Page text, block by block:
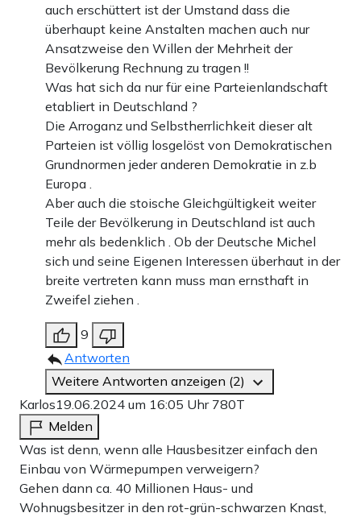
auch erschüttert ist der Umstand dass die
überhaupt keine Anstalten machen auch nur
Ansatzweise den Willen der Mehrheit der
Bevölkerung Rechnung zu tragen !!
Was hat sich da nur für eine Parteienlandschaft
etabliert in Deutschland ?
Die Arroganz und Selbstherrlichkeit dieser alt
Parteien ist völlig losgelöst von Demokratischen
Grundnormen jeder anderen Demokratie in z.b
Europa .
Aber auch die stoische Gleichgültigkeit weiter
Teile der Bevölkerung in Deutschland ist auch
mehr als bedenklich . Ob der Deutsche Michel
sich und seine Eigenen Interessen überhaut in der
breite vertreten kann muss man ernsthaft in
Zweifel ziehen .
9
Antworten
Weitere Antworten anzeigen (2)
Karlos19.06.2024 um 16:05 Uhr 780T
Melden
Was ist denn, wenn alle Hausbesitzer einfach den
Einbau von Wärmepumpen verweigern?
Gehen dann ca. 40 Millionen Haus- und
Wohnugsbesitzer in den rot-grün-schwarzen Knast,